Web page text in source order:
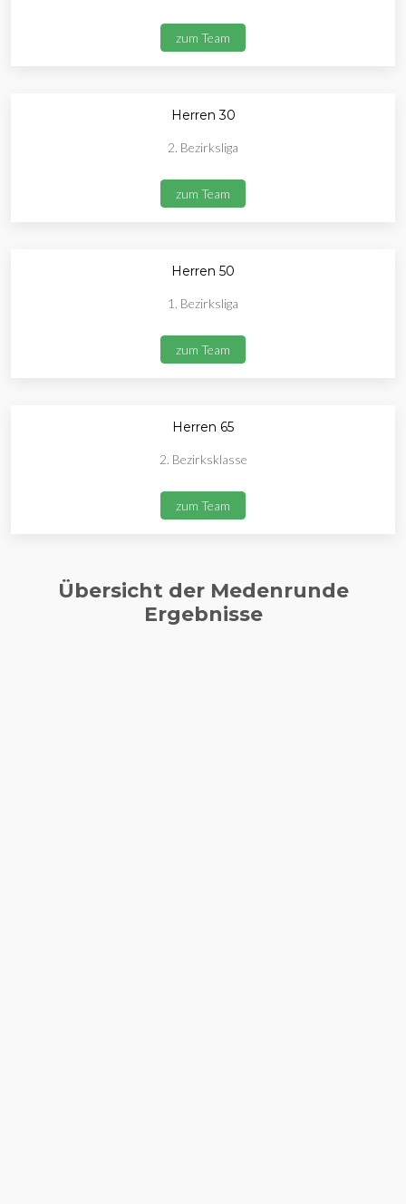
zum Team
Herren 30
2. Bezirksliga
zum Team
Herren 50
1. Bezirksliga
zum Team
Herren 65
2. Bezirksklasse
zum Team
Übersicht der Medenrunde
Ergebnisse